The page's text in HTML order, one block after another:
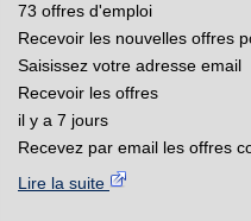
73 offres d'emploi
Recevoir les nouvelles offres
Saisissez votre adresse email
Recevoir les offres
il y a 7 jours
Recevez par email les offres
Lire la suite